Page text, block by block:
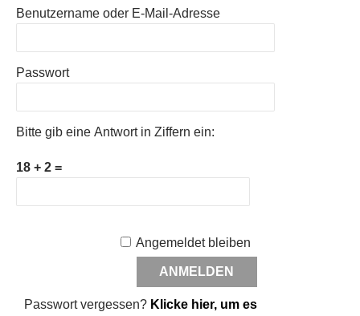
Benutzername oder E-Mail-Adresse
Passwort
Bitte gib eine Antwort in Ziffern ein:
18 + 2 =
Angemeldet bleiben
Passwort vergessen? Klicke hier, um es